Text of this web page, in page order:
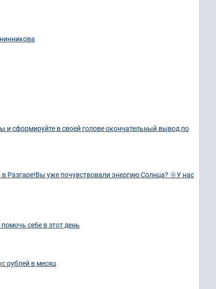
и сформируйте в своей голове окончательный вывод по
Разгаре!Вы уже почувствовали энергию Солнца? 🌞У нас
себе в этот день
рублей в месяц